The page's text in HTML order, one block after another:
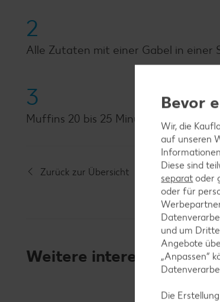
2
Alle Zutaten mit einer Gabel in einer
3
Muffins 20 bis 25 Minuten backen, bis
Zurück zur Übersicht
Weitere interessante
Bevor
Wir, die
auf unseren
Diese sind
separat oder
oder für
und um
Angebote
„Anpassen“
Die